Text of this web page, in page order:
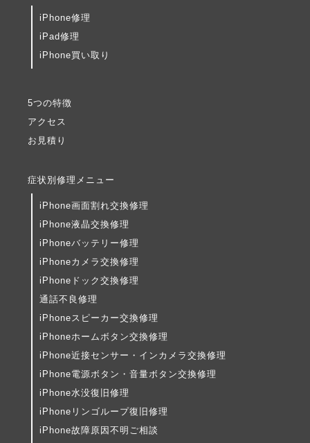
iPhone修理
iPad修理
iPhone買い取り
5つの特徴
アクセス
お見積り
症状別修理メニュー
iPhone画面割れ交換修理
iPhone液晶交換修理
iPhoneバッテリー修理
iPhoneカメラ交換修理
iPhoneドック交換修理
通話不良修理
iPhoneスピーカー交換修理
iPhoneホームボタン交換修理
iPhone近接センサー・インカメラ交換修理
iPhone電源ボタン・音量ボタン交換修理
iPhone水没復旧修理
iPhoneリンゴループ復旧修理
iPhone故障原因不明ご相談